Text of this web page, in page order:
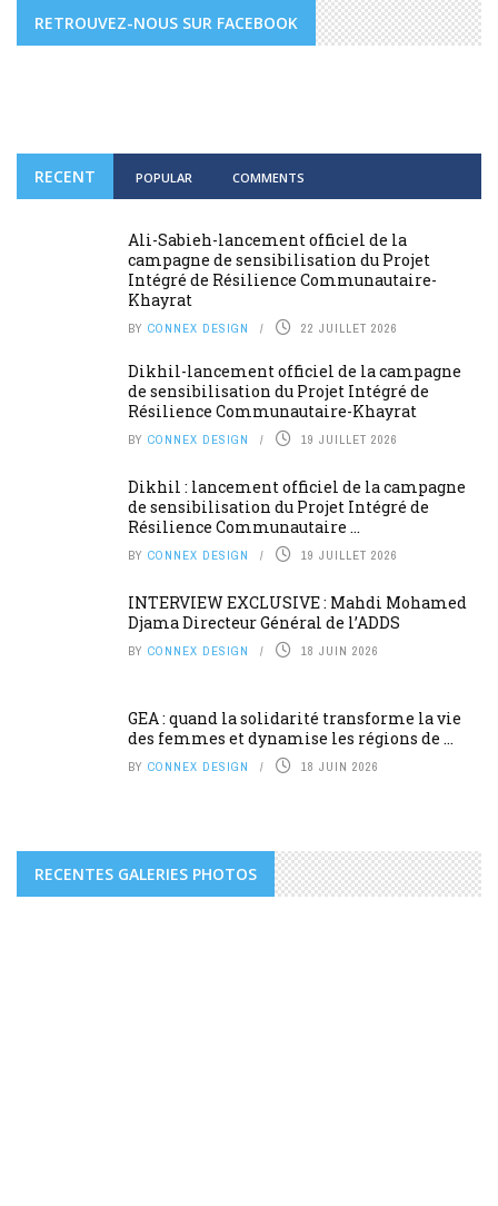
RETROUVEZ-NOUS SUR FACEBOOK
RECENT POPULAR COMMENTS
Ali-Sabieh-lancement officiel de la
campagne de sensibilisation du Projet
Intégré de Résilience Communautaire-
Khayrat
BY CONNEX DESIGN 22 JUILLET 2026
Dikhil-lancement officiel de la campagne
de sensibilisation du Projet Intégré de
Résilience Communautaire-Khayrat
BY CONNEX DESIGN 19 JUILLET 2026
Dikhil : lancement officiel de la campagne
de sensibilisation du Projet Intégré de
Résilience Communautaire ...
BY CONNEX DESIGN 19 JUILLET 2026
INTERVIEW EXCLUSIVE : Mahdi Mohamed
Djama Directeur Général de l’ADDS
BY CONNEX DESIGN 18 JUIN 2026
GEA : quand la solidarité transforme la vie
des femmes et dynamise les régions de ...
BY CONNEX DESIGN 18 JUIN 2026
RECENTES GALERIES PHOTOS